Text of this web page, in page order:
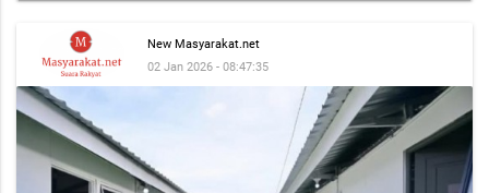
New Masyarakat.net
02 Jan 2026 - 08:47:35